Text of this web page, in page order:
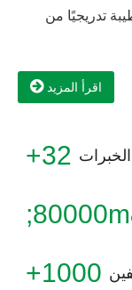
تدريجيًا من
اقرأ المزيد
32+
1000+